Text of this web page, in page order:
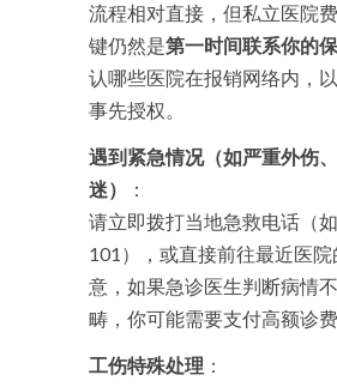
流程相对直接，但私立医院
键仍然是第一时间联系你的
认哪些医院在报销网络内，
事先授权。
遇到紧急情况（如严重外伤
迷）
：
请立即拨打当地急救电话（
101），或直接前往最近医院
意，如果急诊医生判断病情
畴，你可能需要支付高额诊费
工伤特殊处理 ：